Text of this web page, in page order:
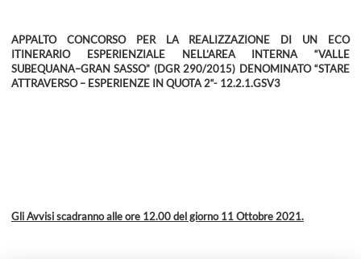
APPALTO CONCORSO PER LA REALIZZAZIONE DI UN ECO
ITINERARIO ESPERIENZIALE NELL’AREA INTERNA “VALLE
SUBEQUANA–GRAN SASSO” (DGR 290/2015) DENOMINATO “STARE
ATTRAVERSO – ESPERIENZE IN QUOTA 2“- 12.2.1.GSV3
Gli Avvisi scadranno alle ore 12.00 del giorno 11 Ottobre 2021.